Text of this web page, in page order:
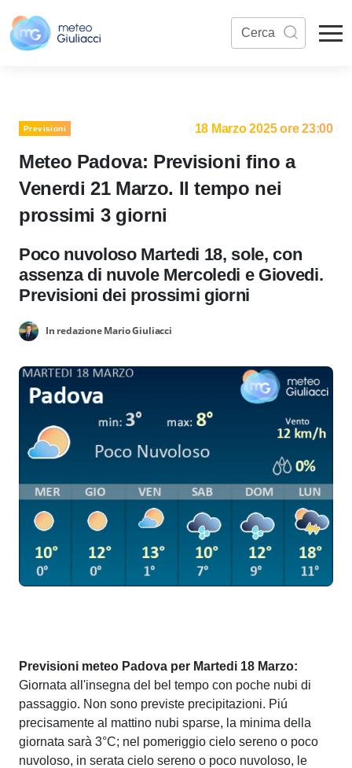
Previsioni 18 Marzo 2025 ore 23:00
Meteo Padova: Previsioni fino a
Venerdi 21 Marzo. Il tempo nei
prossimi 3 giorni
Poco nuvoloso Martedi 18, sole, con
assenza di nuvole Mercoledi e Giovedi.
Previsioni dei prossimi giorni
In redazione Mario Giuliacci
Previsioni meteo Padova per Martedi 18 Marzo:
Giornata all'insegna del bel tempo con poche nubi di
passaggio. Non sono previste precipitazioni. Piú
precisamente al mattino nubi sparse, la minima della
giornata sarà 3°C; nel pomeriggio cielo sereno o poco
nuvoloso, in serata cielo sereno o poco nuvoloso, le